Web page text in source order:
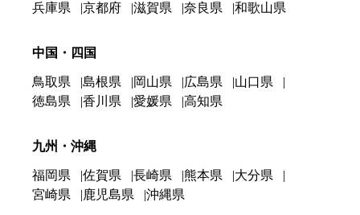
兵庫県
京都府 滋賀県 奈良県 和歌山県
中国・四国
鳥取県 島根県 岡山県 広島県
山口県
徳島県
香川県 愛媛県 高知県
九州・沖縄
福岡県 佐賀県 長崎県 熊本県
大分県
宮崎県
鹿児島県 沖縄県